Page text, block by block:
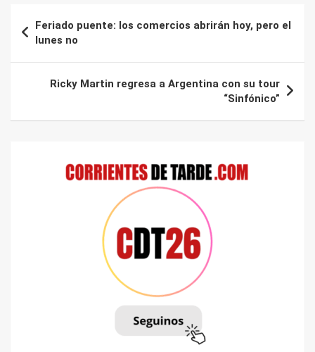
de
entradas
Feriado puente: los comercios abrirán hoy, pero el
lunes no
Ricky Martin regresa a Argentina con su tour
“Sinfónico”